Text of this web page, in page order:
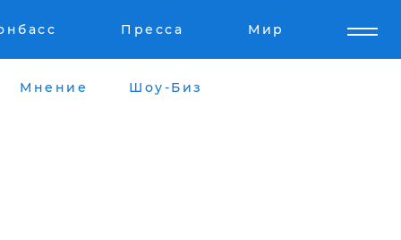
Пресса Мир
Мнение Шоу-Биз